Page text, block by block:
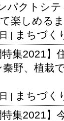
パクトシテ
楽しめる
| まちづく
特集2021】
野、植栽
| まちづく
特集2021】